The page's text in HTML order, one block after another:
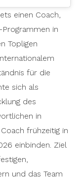
einen Coach,
in
Topligen
für die
sich als
des
in
frühzeitig in
einbinden. Ziel
und das Team